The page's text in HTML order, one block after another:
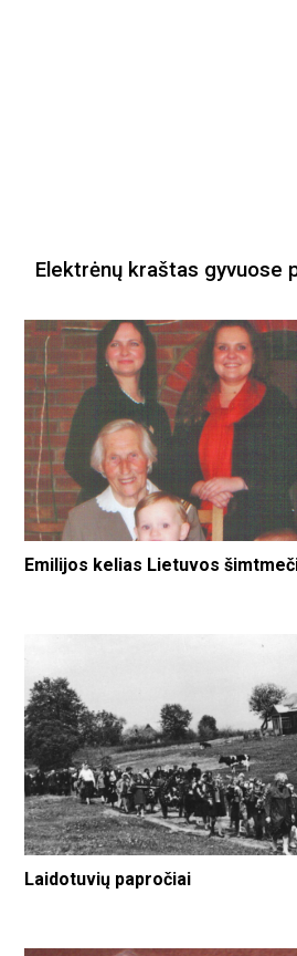
Elektrėnų kraštas gyvuose
Emilijos kelias Lietuvos
Laidotuvių papročiai